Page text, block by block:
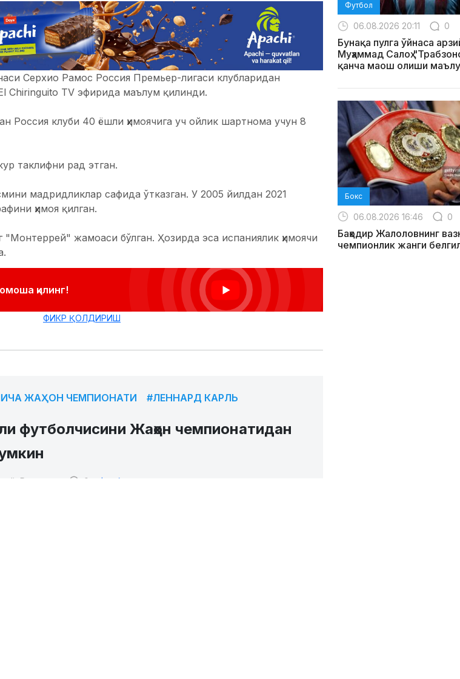
Серхио Рамос Россия Премьер-лигаси клубларидан
Chiringuito TV эфирида маълум қилинди.
Россия клуби 40 ёшли ҳимоячига уч ойлик шартнома учун 8
таклифни рад этган.
мадридликлар сафида ўтказган. У 2005 йилдан 2021
ҳимоя қилган.
"Монтеррей" жамоаси бўлган. Ҳозирда эса испаниялик ҳимоячи
қилинг!
ФИКР ҚОЛДИРИШ
ЖАҲОН ЧЕМПИОНАТИ #ЛЕННАРД КАРЛЬ
футболчисини Жаҳон чемпионатидан
Ruzmatov 0 Футбол
Футбол
06.08.2026 20:11 0
Бунақа пулга ўйнаса
Муҳаммад Салоҳ
қанча маош олиши
Бокс
06.08.2026 16:46 0
Баҳодир Жалоловнинг
чемпионлик жанги